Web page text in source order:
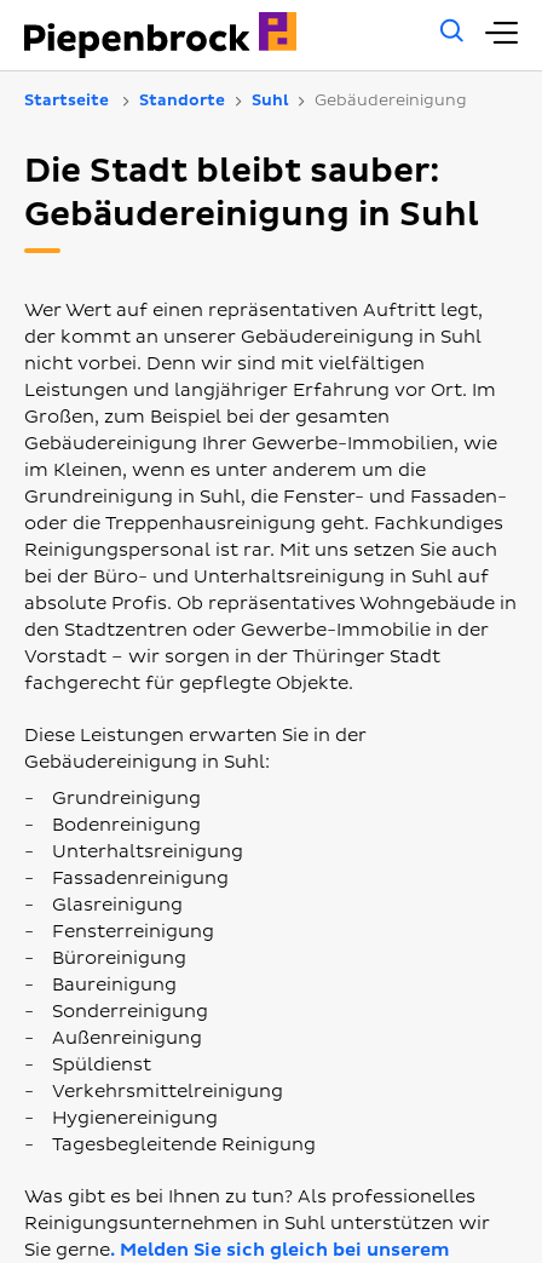
Startseite Standorte Suhl Gebäudereinigung
Die Stadt bleibt sauber:
Gebäudereinigung in Suhl
Wer Wert auf einen repräsentativen Auftritt legt,
der kommt an unserer Gebäudereinigung in Suhl
nicht vorbei. Denn wir sind mit vielfältigen
Leistungen und langjähriger Erfahrung vor Ort. Im
Großen, zum Beispiel bei der gesamten
Gebäudereinigung Ihrer Gewerbe-Immobilien, wie
im Kleinen, wenn es unter anderem um die
Grundreinigung in Suhl, die Fenster- und Fassaden-
oder die Treppenhausreinigung geht. Fachkundiges
Reinigungspersonal ist rar. Mit uns setzen Sie auch
bei der Büro- und Unterhaltsreinigung in Suhl auf
absolute Profis. Ob repräsentatives Wohngebäude in
den Stadtzentren oder Gewerbe-Immobilie in der
Vorstadt – wir sorgen in der Thüringer Stadt
fachgerecht für gepflegte Objekte.
Diese Leistungen erwarten Sie in der
Gebäudereinigung in Suhl:
Grundreinigung
Bodenreinigung
Unterhaltsreinigung
Fassadenreinigung
Glasreinigung
Fensterreinigung
Büroreinigung
Baureinigung
Sonderreinigung
Außenreinigung
Spüldienst
Verkehrsmittelreinigung
Hygienereinigung
Tagesbegleitende Reinigung
Was gibt es bei Ihnen zu tun? Als professionelles
Reinigungsunternehmen in Suhl unterstützen wir
Sie gerne. Melden Sie sich gleich bei unserem